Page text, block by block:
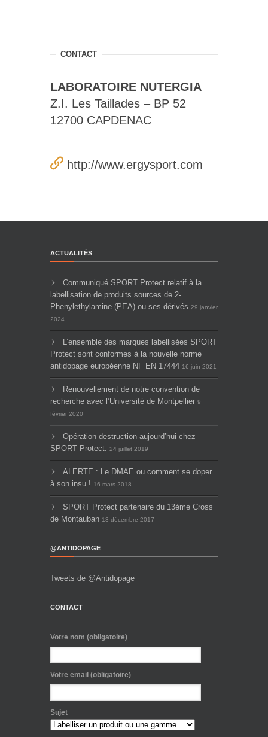
CONTACT
LABORATOIRE NUTERGIA
Z.I. Les Taillades – BP 52
12700 CAPDENAC
http://www.ergysport.com
ACTUALITÉS
Communiqué SPORT Protect relatif à la
labellisation de produits sources de 2-
Phenylethylamine (PEA) ou ses dérivés 29 janvier
2024
L’ensemble des marques labellisées SPORT
Protect sont conformes à la nouvelle norme
antidopage européenne NF EN 17444 16 juin 2021
Renouvellement de notre convention de
recherche avec l’Université de Montpellier 9
février 2020
Opération destruction aujourd’hui chez
SPORT Protect. 24 juillet 2019
ALERTE : Le DMAE ou comment se doper
à son insu ! 16 mars 2018
SPORT Protect partenaire du 13ème Cross
de Montauban 13 décembre 2017
@ANTIDOPAGE
Tweets de @Antidopage
CONTACT
Votre nom (obligatoire)
Votre email (obligatoire)
Sujet